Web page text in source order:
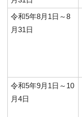
令和5年8月1日～8
月31日
令和5年9月1日～10
月4日